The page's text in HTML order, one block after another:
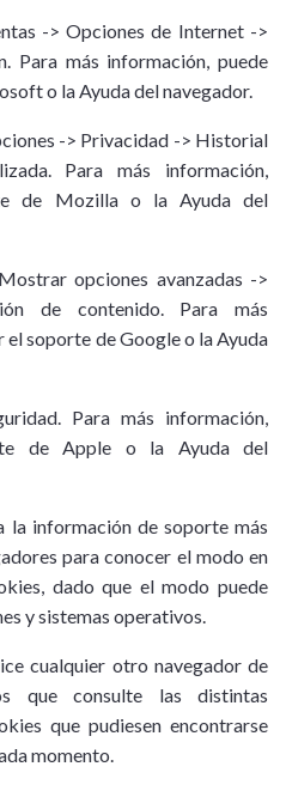
-> Opciones de Internet ->
Para más información, puede
o la Ayuda del navegador.
-> Privacidad -> Historial
Para más información,
de Mozilla o la Ayuda del
opciones avanzadas ->
de contenido. Para más
soporte de Google o la Ayuda
Para más información,
de Apple o la Ayuda del
la información de soporte más
para conocer el modo en
dado que el modo puede
y sistemas operativos.
cualquier otro navegador de
que consulte las distintas
que pudiesen encontrarse
momento.